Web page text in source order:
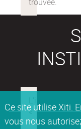
Ce site utilise Xiti.
vous nous